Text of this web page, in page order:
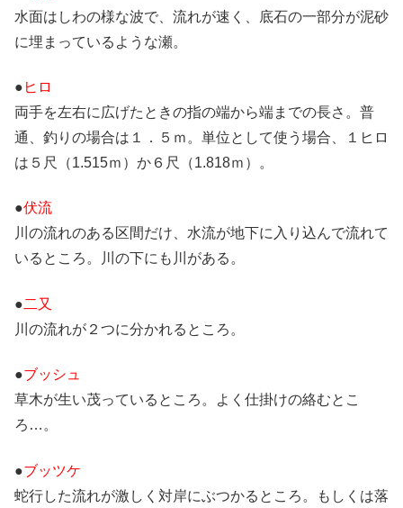
水面はしわの様な波で、流れが速く、底石の一部分が泥砂
に埋まっているような瀬。
● ヒロ
両手を左右に広げたときの指の端から端までの長さ。普
通、釣りの場合は１．５ｍ。単位として使う場合、１ヒロ
は５尺（1.515ｍ）か６尺（1.818ｍ）。
●伏流
川の流れのある区間だけ、水流が地下に入り込んで流れて
いるところ。川の下にも川がある。
●二又
川の流れが２つに分かれるところ。
●ブッシュ
草木が生い茂っているところ。よく仕掛けの絡むとこ
ろ…。
●ブッツケ
蛇行した流れが激しく対岸にぶつかるところ。もしくは落